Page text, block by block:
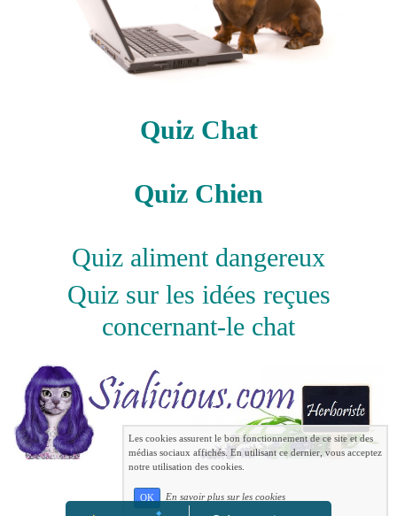
Quiz Chat
Quiz Chien
Quiz aliment dangereux
Quiz sur les idées reçues
concernant-le chat
Les cookies assurent le bon fonctionnement de ce site et des
médias sociaux affichés. En utilisant ce dernier, vous acceptez
notre utilisation des cookies.
OK En savoir plus sur les cookies